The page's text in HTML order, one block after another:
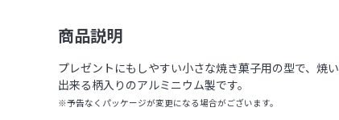
商品説明
プレゼントにもしやすい小さな焼き菓子用の型で、焼
出来る柄入りのアルミニウム製です。
※予告なくパッケージが変更になる場合がございます。